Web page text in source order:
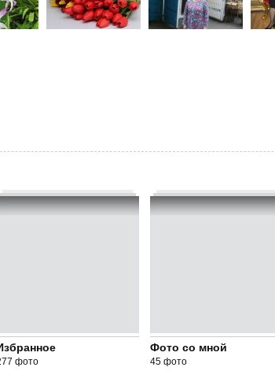
фото
Фото со мной
45 фото